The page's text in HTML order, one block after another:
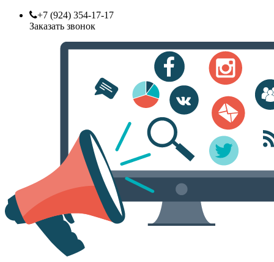
+7 (924) 354-17-17
Заказать звонок